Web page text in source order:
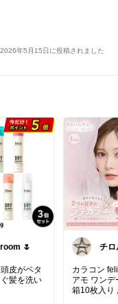
人生を健康に、美しく
」からお申込み可能
備について折り返しご
す！
2026年5月15日に投稿されました
🌷
皮がベタ
髪を洗い
チロル ✨
激で
カラコン
アモ ワンデ
箱10枚入り